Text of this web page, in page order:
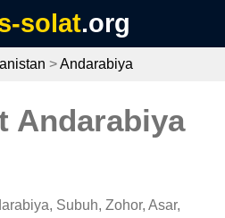
solat.org
>Andarabiya
Andarabiya
Subuh, Zohor, Asar,